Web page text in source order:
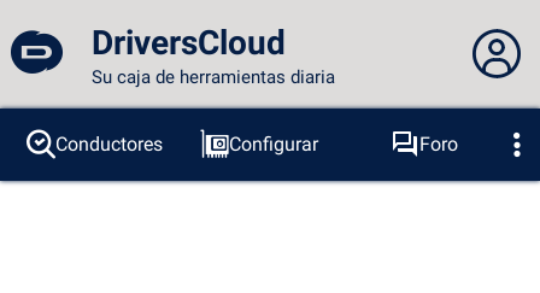
DriversCloud
Su caja de herramientas diaria
No estás conectado...
Acceder al sitio
Conductores Configurar
Foro
Sondas
BSOD Herramientas